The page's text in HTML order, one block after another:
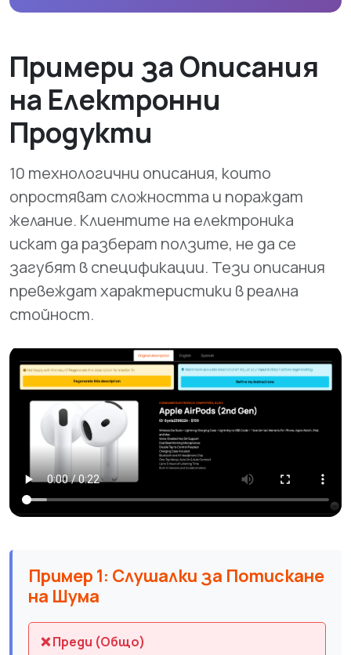
Примери за Описания
на Електронни
Продукти
10 технологични описания, които
опростяват сложността и пораждат
желание. Клиентите на електроника
искат да разберат ползите, не да се
загубят в спецификации. Тези описания
превеждат характеристики в реална
стойност.
Пример 1: Слушалки за Потискане
на Шума
❌ Преди (Общо)